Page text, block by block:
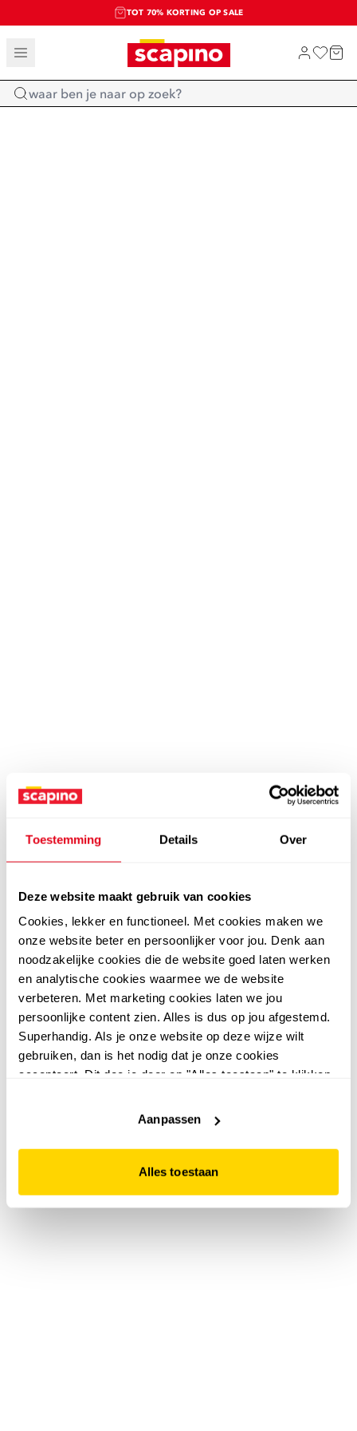
Toestemming Details Over
Deze website maakt gebruik van cookies
Cookies, lekker en functioneel. Met cookies maken we
onze website beter en persoonlijker voor jou. Denk aan
noodzakelijke cookies die de website goed laten werken
en analytische cookies waarmee we de website
verbeteren. Met marketing cookies laten we jou
persoonlijke content zien. Alles is dus op jou afgestemd.
Superhandig. Als je onze website op deze wijze wilt
gebruiken, dan is het nodig dat je onze cookies
accepteert. Dit doe je door op "Alles toestaan" te klikken.
website niet optimaal functioneert.
Aanpassen
Alles toestaan
TOT 70% KORTING OP SALE
SALE: LAATSTE KANS!
SHOP NIEUW
Home